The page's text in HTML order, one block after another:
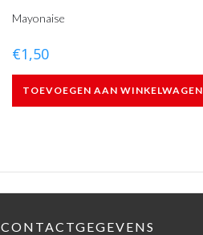
Mayonaise
€1,50
TOEVOEGEN AAN WINKELWAGEN
CONTACTGEGEVENS